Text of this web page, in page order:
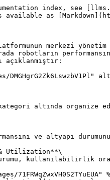
index, see
available as
merkezi
robotların
açıklanmıştır:
altında organize
ve altyapı
& Utilization**\